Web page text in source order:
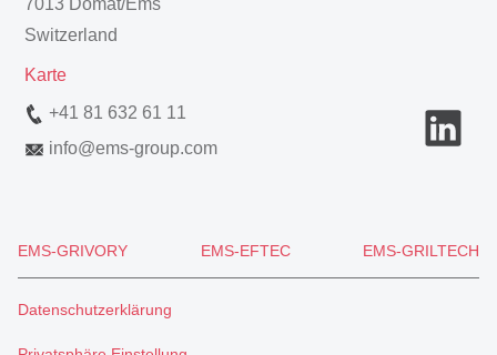
7013 Domat/Ems
Switzerland
Karte
+41 81 632 61 11
info@ems-group.com
EMS-GRIVORY EMS-EFTEC EMS-GRILTECH
Datenschutzerklärung